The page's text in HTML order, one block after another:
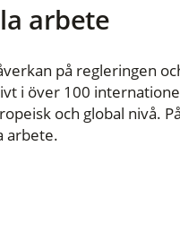
arbete
på regleringen
i över 100
och global nivå.
arbete.